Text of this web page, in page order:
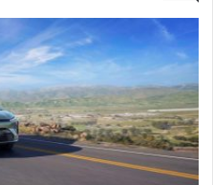
إ
ل
ك
ت
ر
و
ن
ي